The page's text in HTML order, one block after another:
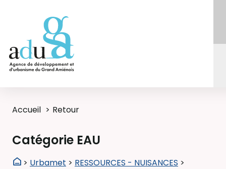
Accueil Retour
Catégorie EAU
> Urbamet > RESSOURCES - NUISANCES >